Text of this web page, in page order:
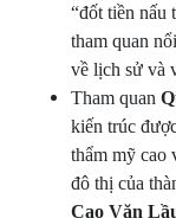
“đốt tiền nấu
tham quan
về lịch sử và
Tham quan
kiến trúc
thẩm mỹ cao
đô thị của
Cao Văn